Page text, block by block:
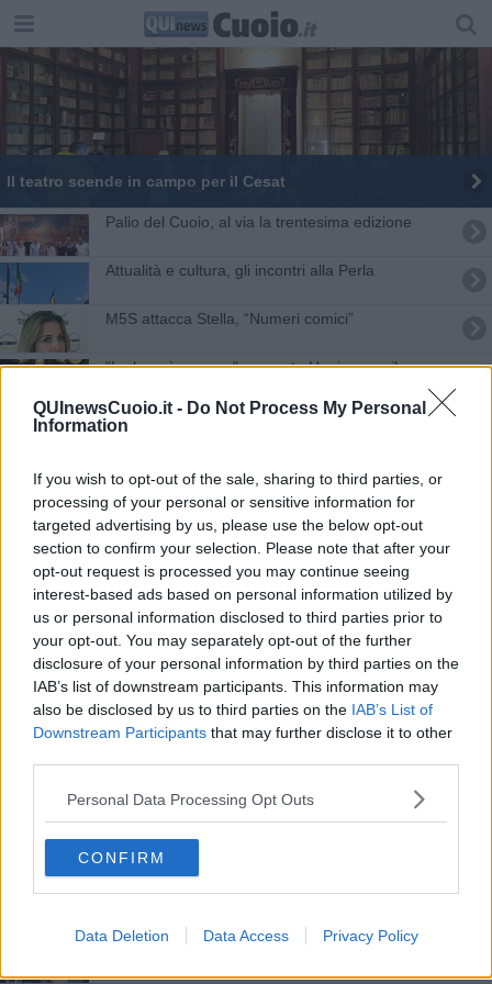
QUInewsCuoio.it - Do Not Process My Personal
Information
If you wish to opt-out of the sale, sharing to third parties, or
processing of your personal or sensitive information for
targeted advertising by us, please use the below opt-out
section to confirm your selection. Please note that after your
opt-out request is processed you may continue seeing
interest-based ads based on personal information utilized by
us or personal information disclosed to third parties prior to
your opt-out. You may separately opt-out of the further
disclosure of your personal information by third parties on the
IAB’s list of downstream participants. This information may
also be disclosed by us to third parties on the IAB’s List of
Downstream Participants that may further disclose it to other
Personal Data Processing Opt Outs
CONFIRM
Data Deletion Data Access Privacy Policy
Il teatro scende in campo per il Cesat
Palio del Cuoio, al via la trentesima edizione
Attualità e cultura, gli incontri alla Perla
M5S attacca Stella, “Numeri comici”
"La luna è azzurra" presenta Unnico con il cane
"La Luna è Azzurra" torna nella città della Rocca
Si torna a ridere con Comicopoli
La prosa teatrale torna con Pennac
I primi 10 anni dell'Albero fatato
Musica, divertimento e sfide al Palio del Cuoio
"Grimmanimal", spettacolo per bambini, in piazza
del seminario
La nuova stagione del teatro di Corazzano
Il 'Mercato del Forte' a Santa Croce
Finale col botto per la Luna è azzurra 2015